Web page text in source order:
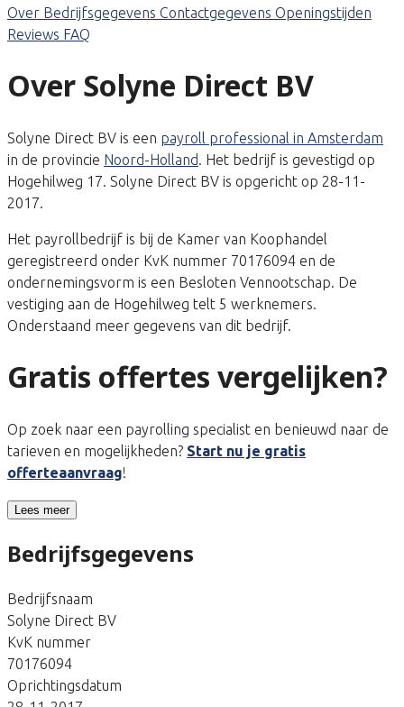
Over Bedrijfsgegevens Contactgegevens Openingstijden
Reviews FAQ
Over Solyne Direct BV
Solyne Direct BV is een payroll professional in Amsterdam
in de provincie Noord-Holland. Het bedrijf is gevestigd op
Hogehilweg 17. Solyne Direct BV is opgericht op 28-11-
2017.
Het payrollbedrijf is bij de Kamer van Koophandel
geregistreerd onder KvK nummer 70176094 en de
ondernemingsvorm is een Besloten Vennootschap. De
vestiging aan de Hogehilweg telt 5 werknemers.
Onderstaand meer gegevens van dit bedrijf.
Gratis offertes vergelijken?
Op zoek naar een payrolling specialist en benieuwd naar de
tarieven en mogelijkheden? Start nu je gratis
offerteaanvraag!
Lees meer
Bedrijfsgegevens
Bedrijfsnaam
Solyne Direct BV
KvK nummer
70176094
Oprichtingsdatum